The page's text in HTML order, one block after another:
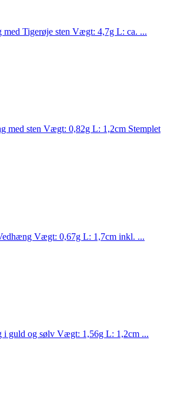
Tigerøje sten Vægt: 4,7g L: ca. ...
med sten Vægt: 0,82g L: 1,2cm Stemplet
Vægt: 0,67g L: 1,7cm inkl. ...
i guld og sølv Vægt: 1,56g L: 1,2cm ...